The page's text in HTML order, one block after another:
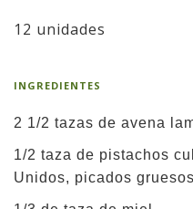
12 unidades
INGREDIENTES
2 1/2 tazas de avena
1/2 taza de pistachos
Unidos, picados gruesos